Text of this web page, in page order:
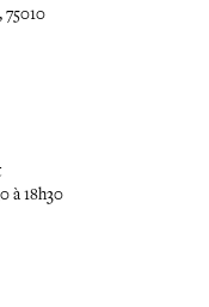
75010
à 18h30